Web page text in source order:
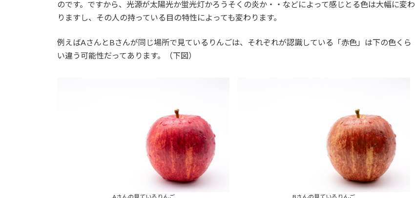
のです。ですから、光源が太陽光か蛍光灯かろうそくの炎か・・などによって感じとる色は大幅に変わ
りますし、その人の持っている目の特性によっても変わります。
例えばAさんとBさんが同じ場所で見ているりんごは、それぞれが認識している「赤色」は下の色くら
い違う可能性だってあります。（下図）